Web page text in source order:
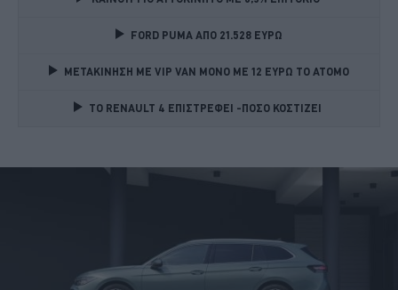
FORD PUMA ΑΠΟ 21.528 ΕΥΡΩ
ΜΕΤΑΚΙΝΗΣΗ ΜΕ VIP VAN ΜΟΝΟ ΜΕ 12 ΕΥΡΩ ΤΟ ΑΤΟΜΟ
TO RENAULT 4 ΕΠΙΣΤΡΕΦΕΙ -ΠΟΣΟ ΚΟΣΤΙΖΕΙ